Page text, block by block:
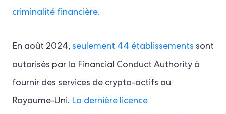
criminalité financière.
En août 2024, seulement 44 établissements sont
autorisés par la Financial Conduct Authority à
fournir des services de crypto-actifs au
Royaume-Uni. La dernière licence